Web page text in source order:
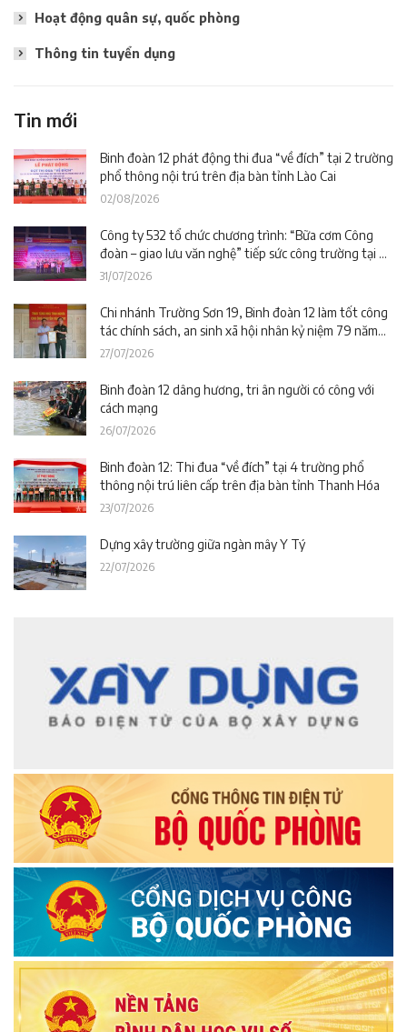
Hoạt động quân sự, quốc phòng
Thông tin tuyển dụng
Tin mới
Binh đoàn 12 phát động thi đua “về đích” tại 2 trường
phổ thông nội trú trên địa bàn tỉnh Lào Cai
02/08/2026
Công ty 532 tổ chức chương trình: “Bữa cơm Công
đoàn – giao lưu văn nghệ” tiếp sức công trường tại dự
án Trường phổ thông nội trú liên cấp La Êê (TP. Đà
31/07/2026
Chi nhánh Trường Sơn 19, Binh đoàn 12 làm tốt công
tác chính sách, an sinh xã hội nhân kỷ niệm 79 năm
Ngày Thương binh – Liệt sĩ
27/07/2026
Binh đoàn 12 dâng hương, tri ân người có công với
cách mạng
26/07/2026
Binh đoàn 12: Thi đua “về đích” tại 4 trường phổ
thông nội trú liên cấp trên địa bàn tỉnh Thanh Hóa
23/07/2026
Dựng xây trường giữa ngàn mây Y Tý
22/07/2026